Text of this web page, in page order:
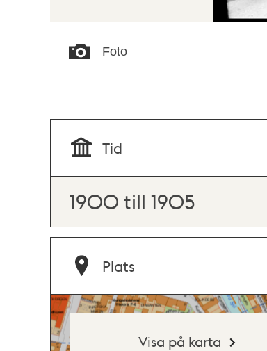
Foto
Tid
1900 till 1905
Plats
Visa på karta